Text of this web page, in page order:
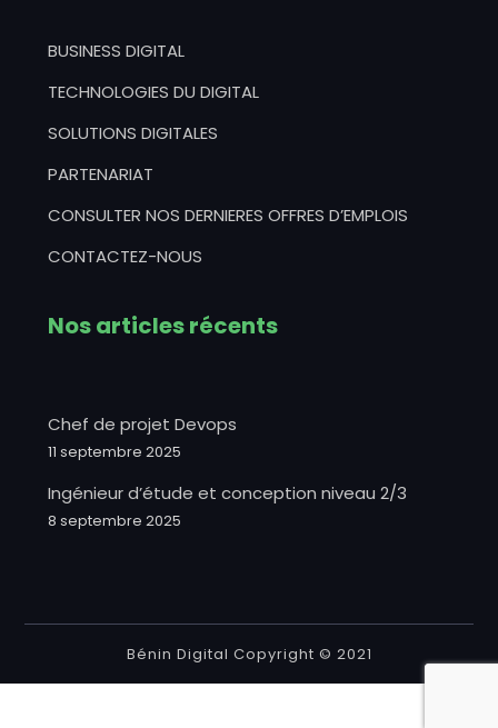
BUSINESS DIGITAL
TECHNOLOGIES DU DIGITAL
SOLUTIONS DIGITALES
PARTENARIAT
CONSULTER NOS DERNIERES OFFRES D’EMPLOIS
CONTACTEZ-NOUS
Nos articles récents
Chef de projet Devops
11 septembre 2025
Ingénieur d’étude et conception niveau 2/3
8 septembre 2025
Bénin Digital Copyright © 2021